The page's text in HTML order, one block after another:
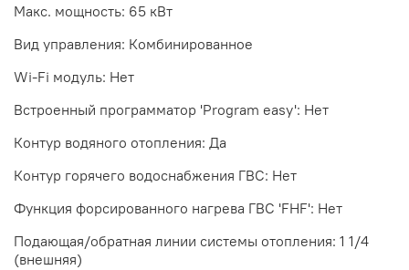
Макс. мощность: 65 кВт
Вид управления: Комбинированное
Wi-Fi модуль: Нет
Встроенный программатор 'Program easy': Нет
Контур водяного отопления: Да
Контур горячего водоснабжения ГВС: Нет
Функция форсированного нагрева ГВС 'FHF': Нет
Подающая/обратная линии системы отопления: 1 1/4
(внешняя)